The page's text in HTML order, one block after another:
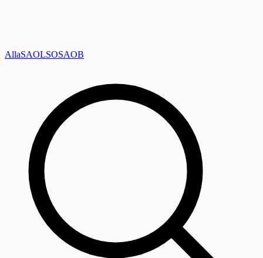
AllaSAOLSOSAOB